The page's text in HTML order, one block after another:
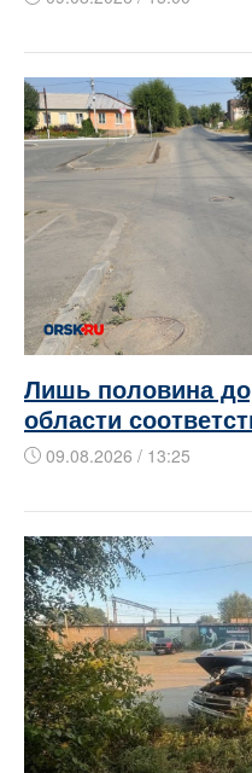
Лишь половина
области
09.08.2026 / 13:25